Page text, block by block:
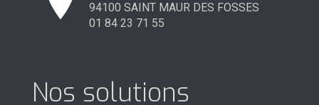
94100 SAINT MAUR DES FOSSES
01 84 23 71 55
Nos solutions